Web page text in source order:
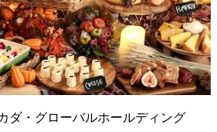
ダ・グローバルホールディング